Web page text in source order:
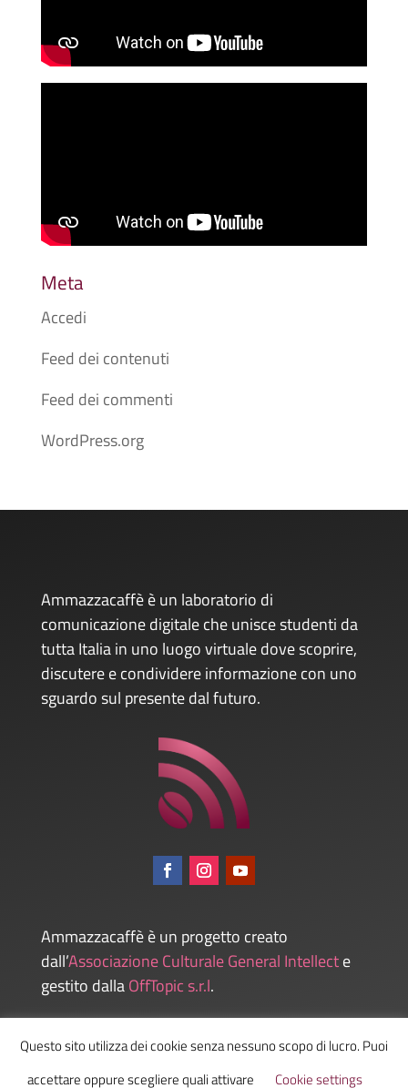
Meta
Accedi
Feed dei contenuti
Feed dei commenti
WordPress.org
Ammazzacaffè è un laboratorio di
comunicazione digitale che unisce studenti da
tutta Italia in uno luogo virtuale dove scoprire,
discutere e condividere informazione con uno
sguardo sul presente dal futuro.
Ammazzacaffè è un progetto creato
dall’Associazione Culturale General Intellecte
gestito dallaOffTopic s.r.l.
Admin
Questo sito utilizza dei cookie senza nessuno scopo di lucro. Puoi
accettare oppure scegliere quali attivare
Cookie settings